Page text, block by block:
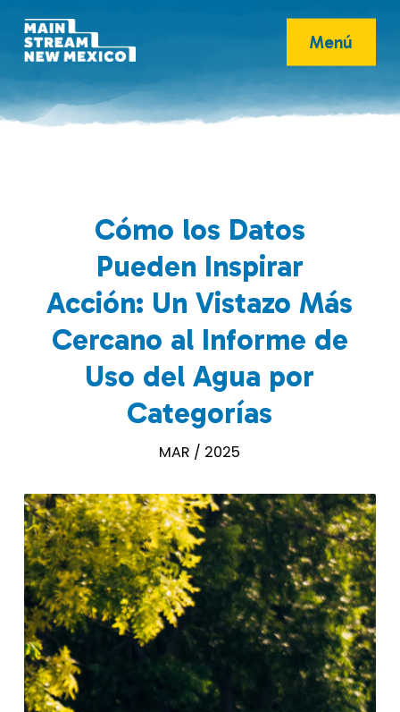
Menú
Cómo los Datos
Pueden Inspirar
Acción: Un Vistazo Más
Cercano al Informe de
Uso del Agua por
Categorías
MAR / 2025